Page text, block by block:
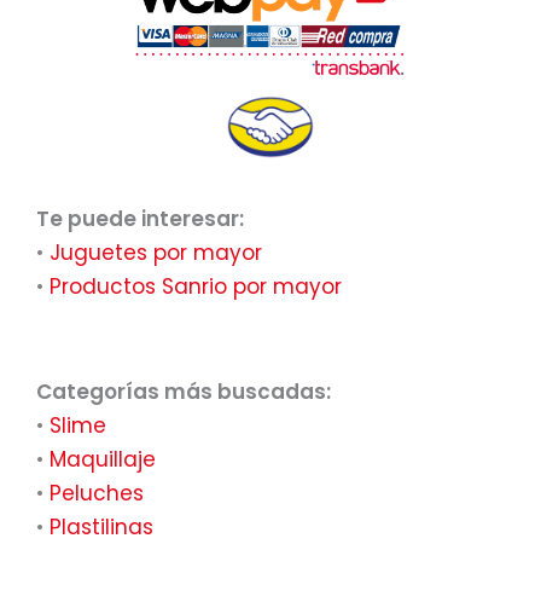
Te puede interesar:
• Juguetes por mayor
• Productos Sanrio por mayor
Categorías más buscadas:
• Slime
• Maquillaje
• Peluches
• Plastilinas